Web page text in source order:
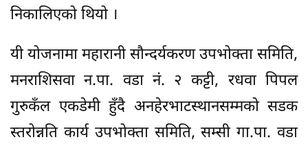
निकालिएको थियो ।
यी योजनामा महारानी सौन्दर्यकरण उपभोक्ता समिति,
मनराशिसवा न.पा. वडा नं. २ कट्टी, रधवा पिपल
गुरुकँल एकडेमी हुँदै अनहेरभाटस्थानसम्मको सडक
स्तरोन्नति कार्य उपभोक्ता समिति, सम्सी गा.पा. वडा